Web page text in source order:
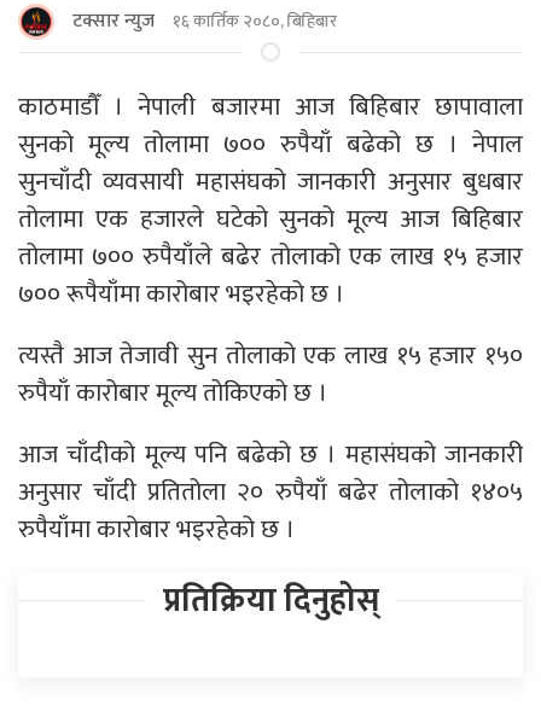
टक्सार न्युज १६ कार्तिक २०८०, बिहिबार
काठमाडौँ । नेपाली बजारमा आज बिहिबार छापावाला
सुनको मूल्य तोलामा ७०० रुपैयाँ बढेको छ । नेपाल
सुनचाँदी व्यवसायी महासंघको जानकारी अनुसार बुधबार
तोलामा एक हजारले घटेको सुनको मूल्य आज बिहिबार
तोलामा ७०० रुपैयाँले बढेर तोलाको एक लाख १५ हजार
७०० रूपैयाँमा कारोबार भइरहेको छ ।
त्यस्तै आज तेजावी सुन तोलाको एक लाख १५ हजार १५०
रुपैयाँ कारोबार मूल्य तोकिएको छ ।
आज चाँदीको मूल्य पनि बढेको छ । महासंघको जानकारी
अनुसार चाँदी प्रतितोला २० रुपैयाँ बढेर तोलाको १४०५
रुपैयाँमा कारोबार भइरहेको छ ।
प्रतिक्रिया दिनुहोस्